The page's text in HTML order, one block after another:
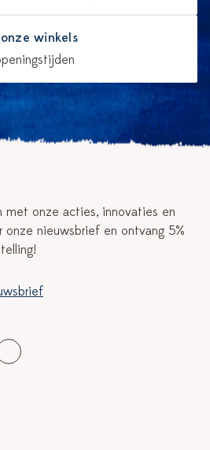
winkels
onze acties, innovaties en
onze nieuwsbrief en ontvang 5%